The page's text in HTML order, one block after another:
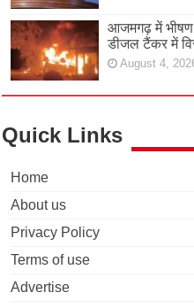
आजमगढ़ में भीषण
डीजल टैंकर में
August 4,
Quick Links
Home
About us
Privacy Policy
Terms of use
Advertise